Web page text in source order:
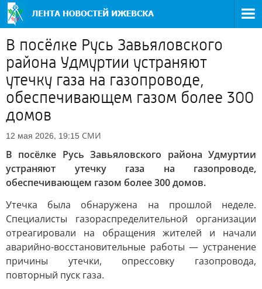
В посёлке Русь Завьяловского
района Удмуртии устраняют
утечку газа на газопроводе,
обеспечивающем газом более 300
домов
12 мая 2026, 19:15 СМИ
В посёлке Русь Завьяловского района Удмуртии
устраняют утечку газа на газопроводе,
обеспечивающем газом более 300 домов.
Утечка была обнаружена на прошлой неделе.
Специалисты газораспределительной организации
отреагировали на обращения жителей и начали
аварийно-восстановительные работы — устранение
причины утечки, опрессовку газопровода,
повторный пуск газа.